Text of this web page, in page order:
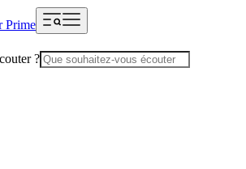
Prime
?